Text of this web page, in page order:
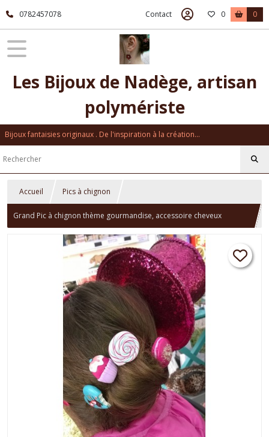
0782457078 Contact 0 0
Les Bijoux de Nadège, artisan
polymériste
Bijoux fantaisies originaux . De l'inspiration à la création...
Accueil Pics à chignon
Grand Pic à chignon thème gourmandise, accessoire cheveux
cupcake, sucette, macaron taille xxl